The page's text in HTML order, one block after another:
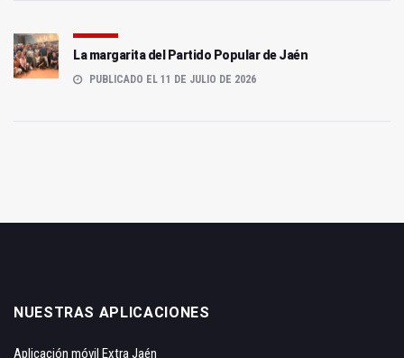
La margarita del Partido Popular de Jaén
PUBLICADO EL 11 DE JULIO DE 2026
NUESTRAS APLICACIONES
Aplicación móvil Extra Jaén